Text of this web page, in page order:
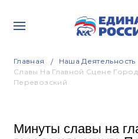
Главная Наша Деятельность
Славы На Главной Сцене
Перевозский
Минуты славы на